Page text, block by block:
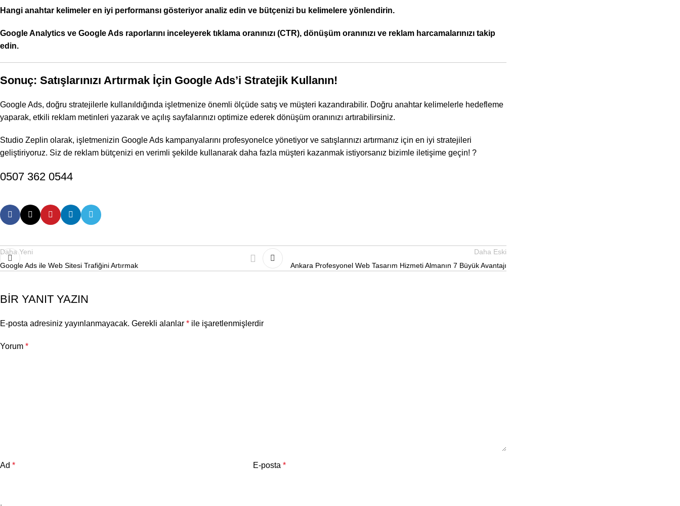
Hangi anahtar kelimeler en iyi performansı gösteriyor analiz edin ve bütçenizi bu kelimelere yönlendirin.
Google Analytics ve Google Ads raporlarını inceleyerek tıklama oranınızı (CTR), dönüşüm oranınızı ve reklam harcamalarınızı takip
edin.
Sonuç: Satışlarınızı Artırmak İçin Google Ads’i Stratejik Kullanın!
Google Ads, doğru stratejilerle kullanıldığında işletmenize önemli ölçüde satış ve müşteri kazandırabilir. Doğru anahtar kelimelerle hedefleme
yaparak, etkili reklam metinleri yazarak ve açılış sayfalarınızı optimize ederek dönüşüm oranınızı artırabilirsiniz.
Studio Zeplin olarak, işletmenizin Google Ads kampanyalarını profesyonelce yönetiyor ve satışlarınızı artırmanız için en iyi stratejileri
geliştiriyoruz. Siz de reklam bütçenizi en verimli şekilde kullanarak daha fazla müşteri kazanmak istiyorsanız bizimle iletişime geçin! ?
0507 362 0544
Daha Yeni
Google Ads ile Web Sitesi Trafiğini Artırmak
Daha Eski
Ankara Profesyonel Web Tasarım Hizmeti Almanın 7 Büyük Avantajı
BIR YANIT YAZIN
E-posta adresiniz yayınlanmayacak. Gerekli alanlar * ile işaretlenmişlerdir
Yorum *
Ad * E-posta*